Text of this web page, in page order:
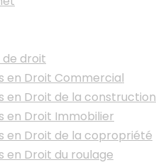
de droit
en Droit Commercial
en Droit de la construction
en Droit Immobilier
en Droit de la copropriété
en Droit du roulage